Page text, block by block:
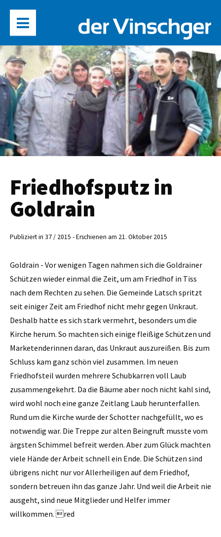
Friedhofsputz in
Goldrain
Publiziert in 37 / 2015 - Erschienen am 21. Oktober 2015
Goldrain - Vor wenigen Tagen nahmen sich die Goldrainer
Schützen wieder einmal die Zeit, um am Friedhof in Tiss
nach dem Rechten zu sehen. Die Gemeinde Latsch spritzt
seit einiger Zeit am Friedhof nicht mehr gegen Unkraut.
Deshalb hatte es sich stark vermehrt, besonders um die
Kirche herum. So machten sich einige fleißige Schützen und
Marketenderinnen daran, das Unkraut auszureißen. Bis zum
Schluss kam ganz schön viel zusammen. Im neuen
Friedhofsteil wurden mehrere Schubkarren voll Laub
zusammengekehrt. Da die Bäume aber noch nicht kahl sind,
wird wohl noch eine ganze Zeitlang Laub herunterfallen.
Rund um die Kirche wurde der Schotter nachgefüllt, wo es
notwendig war. Die Treppe zur alten Beingruft musste vom
ärgsten Schimmel befreit werden. Aber zum Glück machten
viele Hände der Arbeit schnell ein Ende. Die Schützen sind
übrigens nicht nur vor Allerheiligen auf dem Friedhof,
sondern betreuen ihn das ganze Jahr. Und weil die Arbeit nie
ausgeht, sind neue Mitglieder und Helfer immer
willkommen. red